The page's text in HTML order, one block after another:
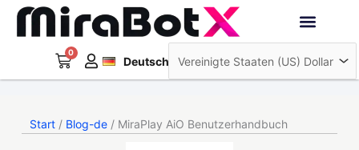
Zum
0
WarenkorbDeutsch
Français
日本語
Start/ Blog-de/ MiraPlay AiO Benutzerhandbuch